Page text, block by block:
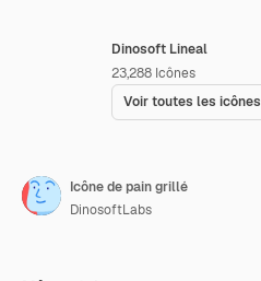
Dinosoft Lineal
23,288 Icônes
Voir toutes les icônes
Icône de pain grillé
DinosoftLabs